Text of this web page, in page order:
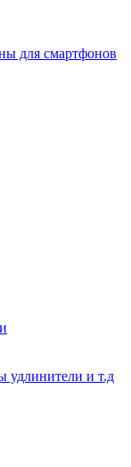
для смартфонов
удлинители и т.д